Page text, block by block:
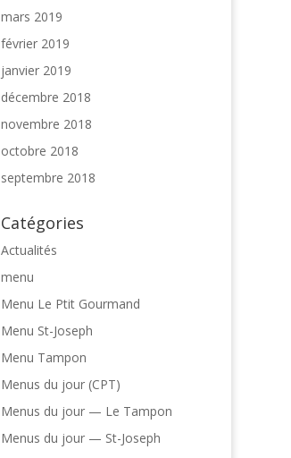
mars 2019
février 2019
janvier 2019
décembre 2018
novembre 2018
octobre 2018
septembre 2018
Catégories
Actualités
menu
Menu Le Ptit Gourmand
Menu St-Joseph
Menu Tampon
Menus du jour (CPT)
Menus du jour — Le Tampon
Menus du jour — St-Joseph